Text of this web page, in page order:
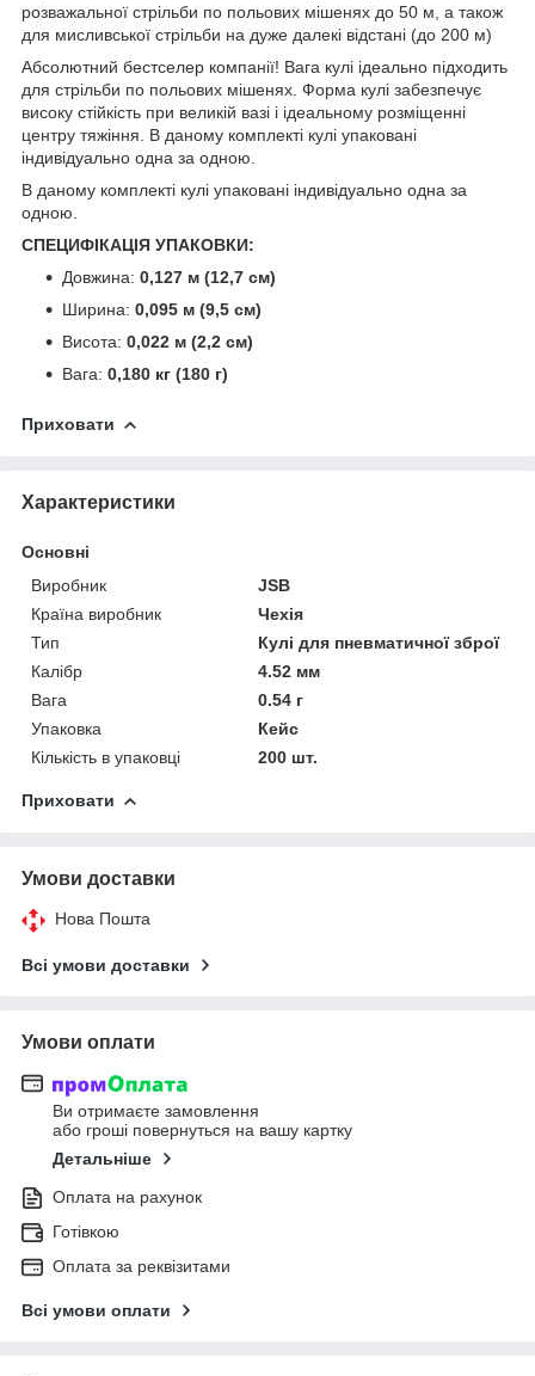
розважальної стрільби по польових мішенях до 50 м, а також
для мисливської стрільби на дуже далекі відстані (до 200 м)
Абсолютний бестселер компанії! Вага кулі ідеально підходить
для стрільби по польових мішенях. Форма кулі забезпечує
високу стійкість при великій вазі і ідеальному розміщенні
центру тяжіння. В даному комплекті кулі упаковані
індивідуально одна за одною.
В даному комплекті кулі упаковані індивідуально одна за
одною.
СПЕЦИФІКАЦІЯ УПАКОВКИ:
Довжина: 0,127 м (12,7 см)
Ширина: 0,095 м (9,5 см)
Висота: 0,022 м (2,2 см)
Вага: 0,180 кг (180 г)
Приховати
Характеристики
Основні
Виробник
JSB
Країна виробник
Чехія
Тип
Кулі для пневматичної зброї
Калібр
4.52 мм
Вага
0.54 г
Упаковка
Кейс
Кількість в упаковці
200 шт.
Приховати
Умови доставки
Нова Пошта
Всі умови доставки
Умови оплати
Ви отримаєте замовлення
або гроші повернуться на вашу картку
Детальніше
Оплата на рахунок
Готівкою
Оплата за реквізитами
Всі умови оплати